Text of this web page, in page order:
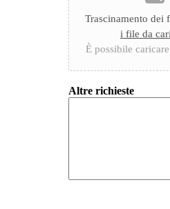
Trascinamento dei
i file da
È possibile
Altre richieste